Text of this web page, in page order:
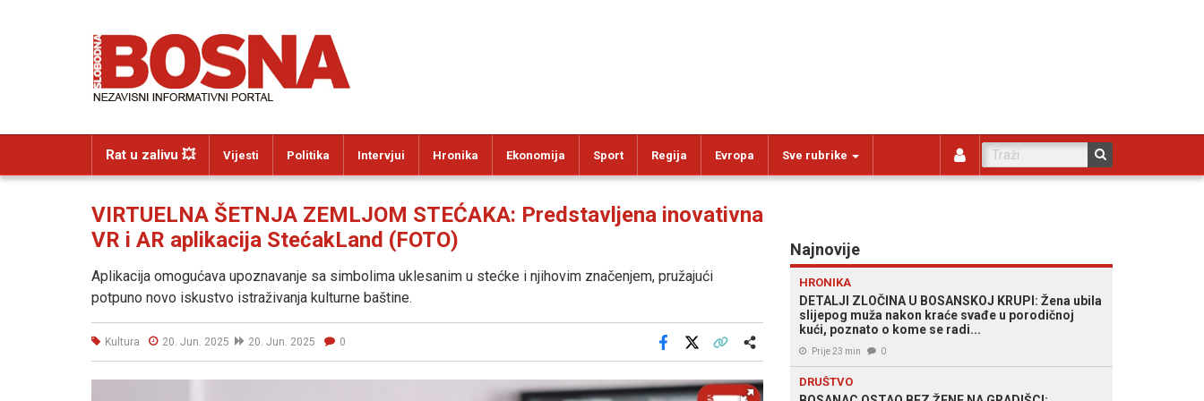
Rat u zalivu 💥 Vijesti Politika Intervjui Hronika Ekonomija Sport Regija Evropa Sve rubrike
VIRTUELNA ŠETNJA ZEMLJOM STEĆAKA: Predstavljena inovativna
VR i AR aplikacija StećakLand (FOTO)
Aplikacija omogućava upoznavanje sa simbolima uklesanim u stećke i njihovim značenjem, pružajući
potpuno novo iskustvo istraživanja kulturne baštine.
Kultura 20. Jun. 2025 20. Jun. 2025 0
Facebook
Najnovije
HRONIKA
DETALJI ZLOČINA U BOSANSKOJ KRUPI: Žena ubila
slijepog muža nakon kraće svađe u porodičnoj
kući, poznato o kome se radi...
Prije 23 min 0
DRUŠTVO